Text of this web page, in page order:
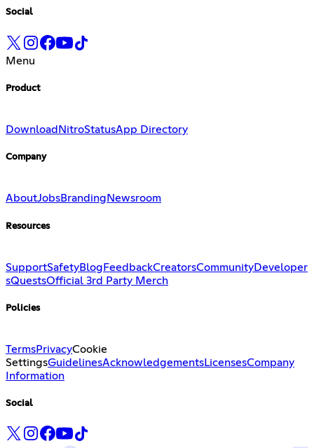
Social
Menu
Product
Download NitroStatusApp Directory
Company
AboutJobsBranding Newsroom
Resources
SupportSafetyBlog FeedbackCreatorsCommunityDeveloper
sQuestsOfficial 3rd Party Merch
Policies
TermsPrivacyCookie
SettingsGuidelinesAcknowledgementsLicensesCompany
Information
Social